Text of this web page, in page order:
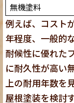
無機塗料
例えば、コスト
年程度、一般的
耐候性に優れた
に耐久性が高い
上の耐用年数を
屋根塗装を検討